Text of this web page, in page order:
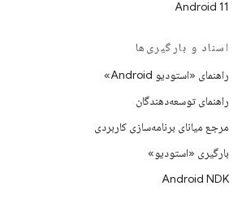
Android 11
اسناد و بارگیری‌ها
راهنمای «استودیو Android»
راهنمای توسعه‌دهندگان
مرجع میانای برنامه‌سازی کاربردی
بارگیری «استودیو»
Android NDK